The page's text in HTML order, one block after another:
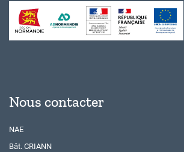
Nous contacter
NAE
Bât. CRIANN